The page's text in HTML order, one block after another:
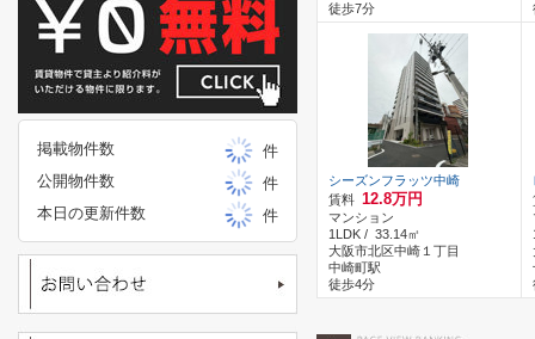
徒歩7分
シーズンフラッツ中崎
賃料 12.8万円
マンション
1LDK / 33.14㎡
大阪市北区中崎１丁目
中崎町駅
徒歩4分
掲載物件数
件
公開物件数
件
本日の更新件数
件